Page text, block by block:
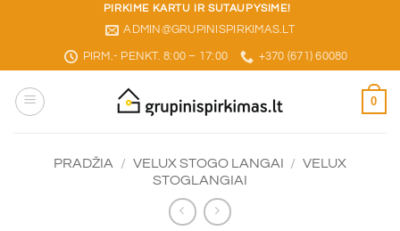
PIRKIME KARTU IR SUTAUPYSIME!
ADMIN@GRUPINISPIRKIMAS.LT
PIRM.- PENKT. 8:00 – 17:00 +370 (671) 60080
0
PRADŽIA / VELUX STOGO LANGAI / VELUX
STOGLANGIAI